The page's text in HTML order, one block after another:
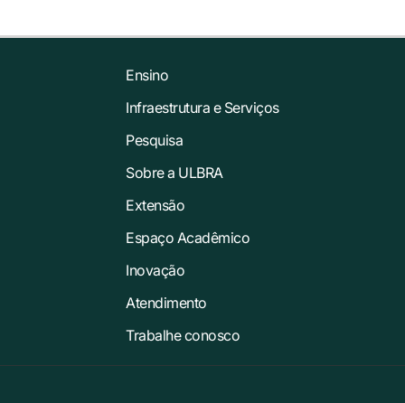
Ensino
Infraestrutura e Serviços
Pesquisa
Sobre a ULBRA
Extensão
Espaço Acadêmico
Inovação
Atendimento
Trabalhe conosco